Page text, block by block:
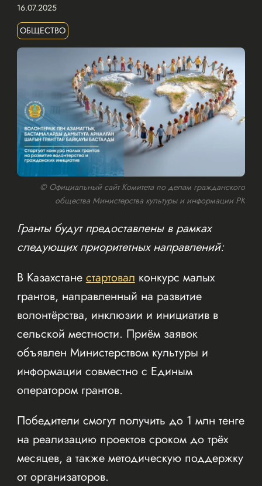
16.07.2025
ОБЩЕСТВО
© Официальный сайт Комитета по делам гражданского
общества Министерства культуры и информации РК
Гранты будут предоставлены в рамках
следующих приоритетных направлений:
В Казахстанестартовалконкурс малых
грантов, направленный на развитие
волонтёрства, инклюзии и инициатив в
сельской местности. Приём заявок
объявлен Министерством культуры и
информации совместно с Единым
оператором грантов.
Победители смогут получить до 1 млн тенге
на реализацию проектов сроком до трёх
месяцев, а также методическую поддержку
от организаторов.